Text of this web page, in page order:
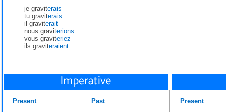
je graviterais
tu graviterais
il graviterait
nous graviterions
vous graviteriez
ils graviteraient
Present
Past
Present